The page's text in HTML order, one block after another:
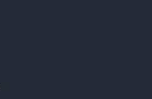
платёжным
году